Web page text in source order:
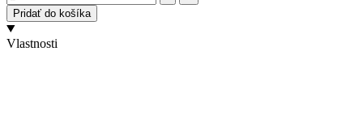
Pridať do košíka
Vlastnosti